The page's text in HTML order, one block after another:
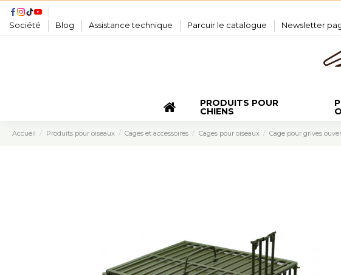
Société Blog Assistance technique Parcuir le catalogue Newsletter
PRODUITS POUR
CHIENS
Accueil Produits pour oiseaux Cages et accessoires Cages pour oiseaux Cage pour grives